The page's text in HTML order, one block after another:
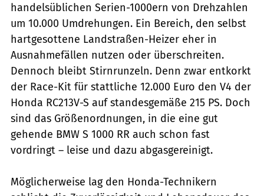
handelsüblichen Serien-1000ern von Drehzahlen
um 10.000 Umdrehungen. Ein Bereich, den selbst
hartgesottene Landstraßen-Heizer eher in
Ausnahmefällen nutzen oder überschreiten.
Dennoch bleibt Stirnrunzeln. Denn zwar entkorkt
der Race-Kit für stattliche 12.000 Euro den V4 der
Honda RC213V-S auf standesgemäße 215 PS. Doch
sind das Größenordnungen, in die eine gut
gehende BMW S 1000 RR auch schon fast
vordringt – leise und dazu abgasgereinigt.
Möglicherweise lag den Honda-Technikern